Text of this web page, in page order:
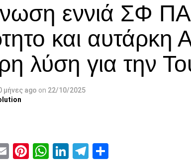
εννιά ΣΦ
και αυτάρκη
λύση για την
μήνες ago on 22/10/2025
EmailPinterest
WhatsApp
LinkedIn
Telegram